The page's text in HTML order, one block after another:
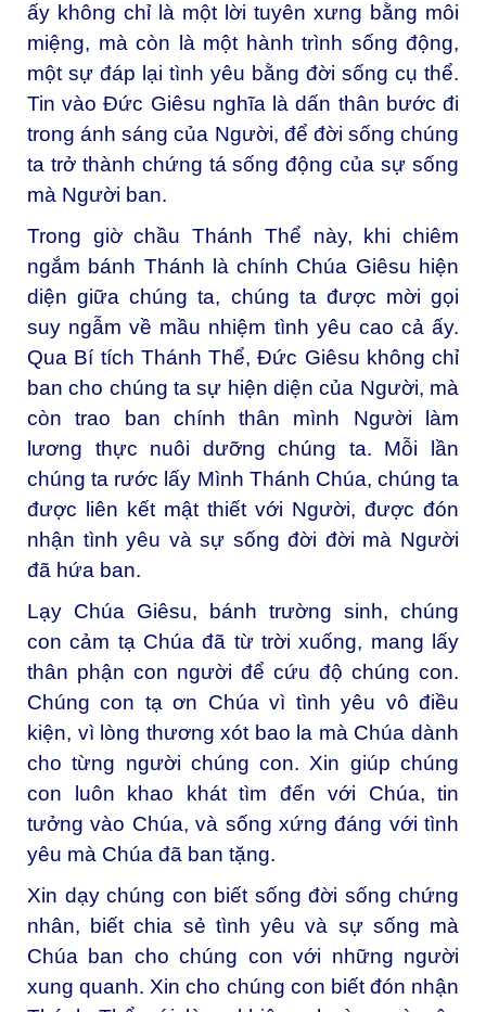
ấy không chỉ là một lời tuyên xưng bằng môi
miệng, mà còn là một hành trình sống động,
một sự đáp lại tình yêu bằng đời sống cụ thể.
Tin vào Đức Giêsu nghĩa là dấn thân bước đi
trong ánh sáng của Người, để đời sống chúng
ta trở thành chứng tá sống động của sự sống
mà Người ban.
Trong giờ chầu Thánh Thể này, khi chiêm
ngắm bánh Thánh là chính Chúa Giêsu hiện
diện giữa chúng ta, chúng ta được mời gọi
suy ngẫm về mầu nhiệm tình yêu cao cả ấy.
Qua Bí tích Thánh Thể, Đức Giêsu không chỉ
ban cho chúng ta sự hiện diện của Người, mà
còn trao ban chính thân mình Người làm
lương thực nuôi dưỡng chúng ta. Mỗi lần
chúng ta rước lấy Mình Thánh Chúa, chúng ta
được liên kết mật thiết với Người, được đón
nhận tình yêu và sự sống đời đời mà Người
đã hứa ban.
Lạy Chúa Giêsu, bánh trường sinh, chúng
con cảm tạ Chúa đã từ trời xuống, mang lấy
thân phận con người để cứu độ chúng con.
Chúng con tạ ơn Chúa vì tình yêu vô điều
kiện, vì lòng thương xót bao la mà Chúa dành
cho từng người chúng con. Xin giúp chúng
con luôn khao khát tìm đến với Chúa, tin
tưởng vào Chúa, và sống xứng đáng với tình
yêu mà Chúa đã ban tặng.
Xin dạy chúng con biết sống đời sống chứng
nhân, biết chia sẻ tình yêu và sự sống mà
Chúa ban cho chúng con với những người
xung quanh. Xin cho chúng con biết đón nhận